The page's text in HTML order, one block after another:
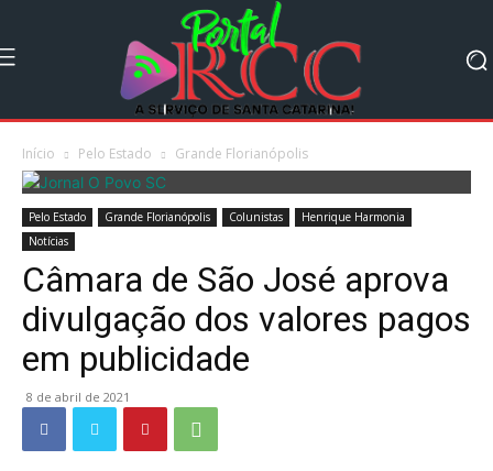
Início Pelo Estado Grande Florianópolis
Pelo Estado Grande Florianópolis Colunistas
Henrique Harmonia
Notícias
Câmara de São José aprova
divulgação dos valores pagos
em publicidade
8 de abril de 2021